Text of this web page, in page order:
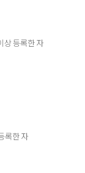
상 등록한 자
록한 자